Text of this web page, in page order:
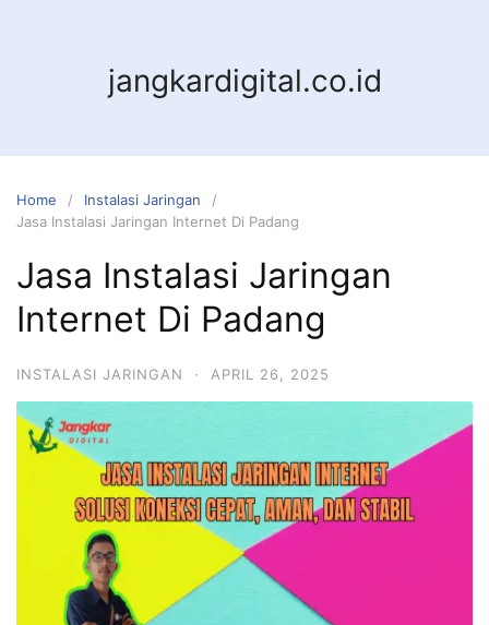
jangkardigital.co.id
Home
Instalasi Jaringan
Jasa Instalasi Jaringan Internet Di Padang
Jasa Instalasi Jaringan
Internet Di Padang
INSTALASI JARINGAN · APRIL 26, 2025